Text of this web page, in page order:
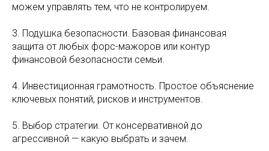
можем управлять тем, что не контролируем.
3. Подушка безопасности. Базовая финансовая
защита от любых форс-мажоров или контур
финансовой безопасности семьи.
4. Инвестиционная грамотность. Простое объяснение
ключевых понятий, рисков и инструментов.
5. Выбор стратегии. От консервативной до
агрессивной — какую выбрать и зачем.